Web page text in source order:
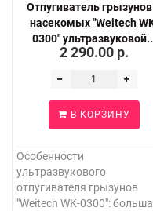
Отпугиватель
насекомых "Weitech
0300"
2 290.00 р.
В КОРЗИНУ
Особенности
ультразвукового
отпугивателя грызунов
"Weitech WK-0300":